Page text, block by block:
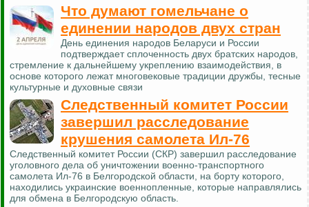
Что думают гомельчане о
единении народов двух стран
День единения народов Беларуси и России
подтверждает сплоченность двух братских народов,
стремление к дальнейшему укреплению взаимодействия, в
основе которого лежат многовековые традиции дружбы, тесные
культурные и духовные связи
Следственный комитет России
завершил расследование
крушения самолета Ил-76
Следственный комитет России (СКР) завершил расследование
уголовного дела об уничтожении военно-транспортного
самолета Ил-76 в Белгородской области, на борту которого,
находились украинские военнопленные, которые направлялись
для обмена в Белгородскую область.